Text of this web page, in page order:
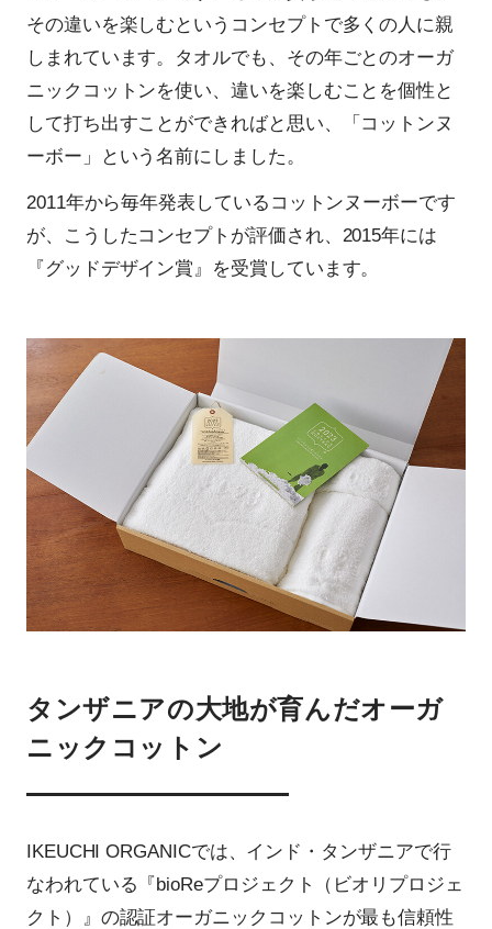
その違いを楽しむというコンセプトで多くの人に親
しまれています。タオルでも、その年ごとのオーガ
ニックコットンを使い、違いを楽しむことを個性と
して打ち出すことができればと思い、「コットンヌ
ーボー」という名前にしました。
2011年から毎年発表しているコットンヌーボーです
が、こうしたコンセプトが評価され、2015年には
『グッドデザイン賞』を受賞しています。
タンザニアの大地が育んだオーガ
ニックコットン
IKEUCHI ORGANICでは、インド・タンザニアで行
なわれている『bioReプロジェクト（ビオリプロジェ
クト）』の認証オーガニックコットンが最も信頼性